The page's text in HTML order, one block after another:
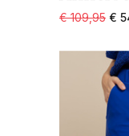
€ 109,95 €